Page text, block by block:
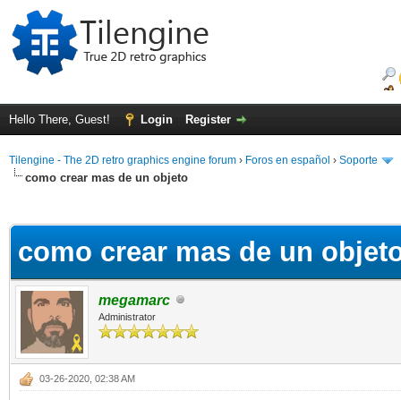
Hello There, Guest! Login Register
Tilengine - The 2D retro graphics engine forum › Foros en español › Soporte
como crear mas de un objeto
como crear mas de un
megamarc
Administrator
03-26-2020, 02:38 AM